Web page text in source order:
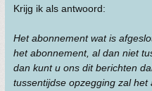
Krijg ik als antwoord:
Het abonnement wat is
het abonnement, al dan niet
dan kunt u ons dit berichten
tussentijdse opzegging zal